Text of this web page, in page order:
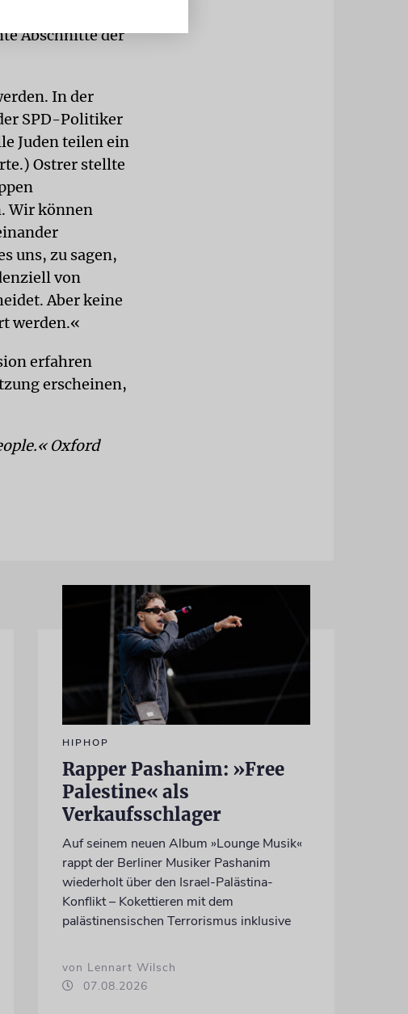
Abschnitte der
In der
SPD-Politiker
Juden teilen ein
Ostrer stellte
Wir können
uns, zu sagen,
von
Aber keine
werden.«
erfahren
erscheinen,
Oxford
HIPHOP
Rapper Pashanim: »Free
Palestine« als
Verkaufsschlager
Auf seinem neuen Album »Lounge Musik«
rappt der Berliner Musiker Pashanim
wiederholt über den Israel-Palästina-
Konflikt – Kokettieren mit dem
palästinensischen Terrorismus inklusive
von Lennart Wilsch
07.08.2026